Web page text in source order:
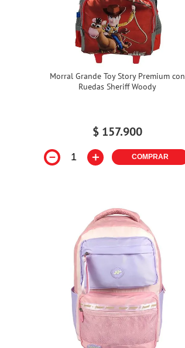
Morral Grande Toy Story Premium con
Ruedas Sheriff Woody
$ 157.900
－ ＋ COMPRAR